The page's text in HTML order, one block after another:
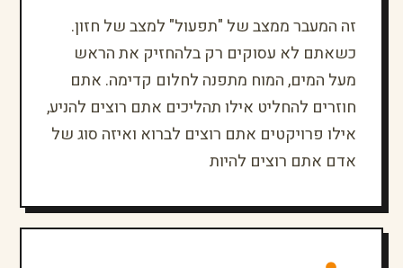
זה המעבר ממצב של "תפעול" למצב של חזון.
כשאתם לא עסוקים רק בלהחזיק את הראש
מעל המים, המוח מתפנה לחלום קדימה. אתם
חוזרים להחליט אילו תהליכים אתם רוצים להניע,
אילו פרויקטים אתם רוצים לברוא ואיזה סוג של
אדם אתם רוצים להיות